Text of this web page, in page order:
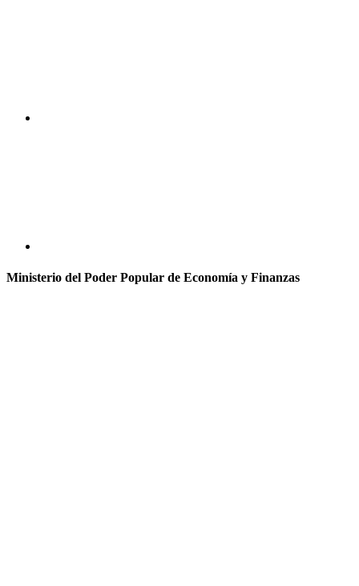
Ministerio del Poder Popular de Economía y Finanzas